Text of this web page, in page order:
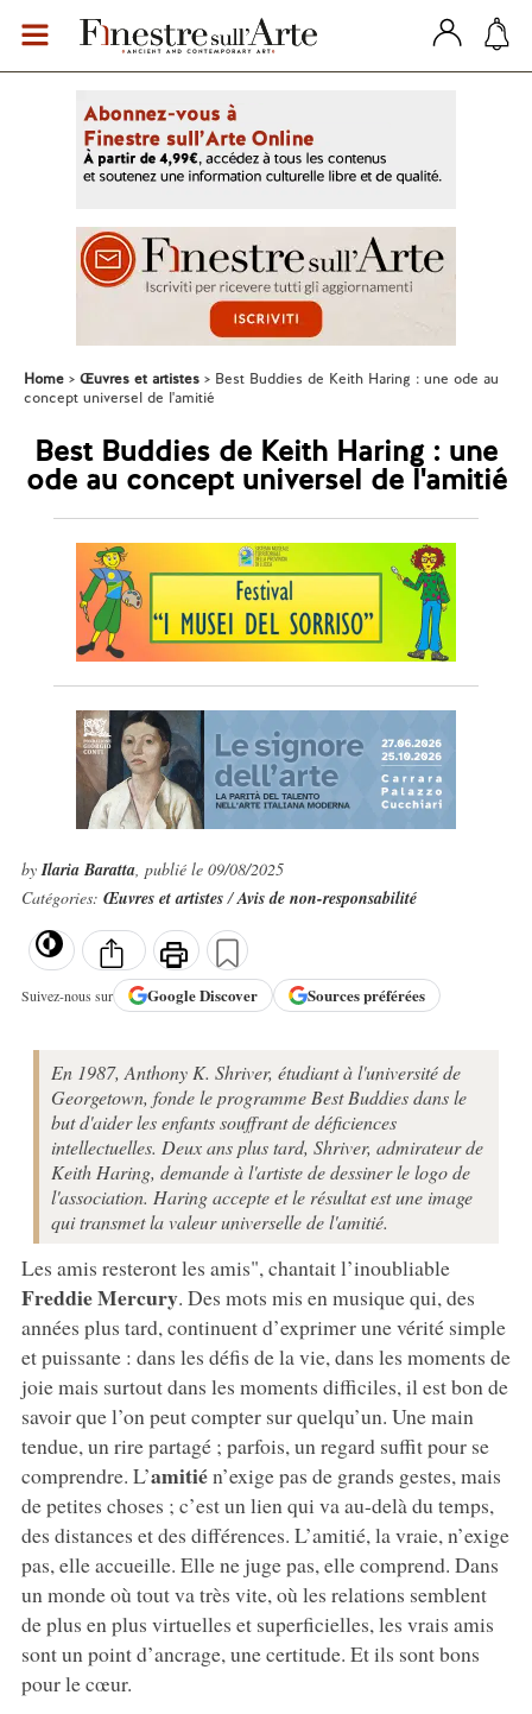
Home Œuvres et artistes
Best Buddies de Keith Haring : une ode au
concept universel de l'amitié
Best Buddies de Keith Haring : une
ode au concept universel de l'amitié
byIlaria Baratta, publié le 09/08/2025
Catégories: Œuvres et artistes/Avis de non-responsabilité
Suivez-nous sur GoogleDiscover Sources préférées
En 1987, Anthony K. Shriver, étudiant à l'université de
Georgetown, fonde le programme Best Buddies dans le
but d'aider les enfants souffrant de déficiences
intellectuelles. Deux ans plus tard, Shriver, admirateur de
Keith Haring, demande à l'artiste de dessiner le logo de
l'association. Haring accepte et le résultat est une image
qui transmet la valeur universelle de l'amitié.
Les amis resteront les amis", chantait l’inoubliable
Freddie Mercury. Des mots mis en musique qui, des
années plus tard, continuent d’exprimer une vérité simple
et puissante : dans les défis de la vie, dans les moments de
joie mais surtout dans les moments difficiles, il est bon de
savoir que l’on peut compter sur quelqu’un. Une main
tendue, un rire partagé ; parfois, un regard suffit pour se
comprendre. L’amitién’exige pas de grands gestes, mais
de petites choses ; c’est un lien qui va au-delà du temps,
des distances et des différences. L’amitié, la vraie, n’exige
pas, elle accueille. Elle ne juge pas, elle comprend. Dans
un monde où tout va très vite, où les relations semblent
de plus en plus virtuelles et superficielles, les vrais amis
sont un point d’ancrage, une certitude. Et ils sont bons
pour le cœur.